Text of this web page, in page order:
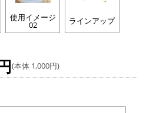
使用イメージ
02 ラインアップ
(本体 1,000円)